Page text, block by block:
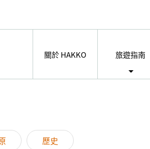
關於 HAKKO 旅遊指南
歷史